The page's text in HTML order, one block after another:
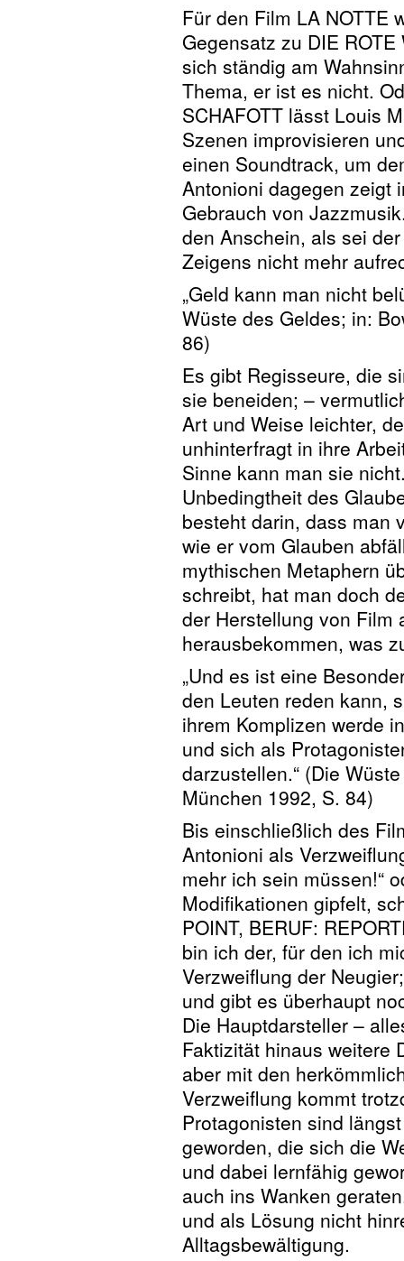
Für den Film LA NOTTE
Gegensatz zu DIE
sich ständig am
Thema, er ist es nicht.
SCHAFOTT lässt Louis
Szenen improvisieren
einen Soundtrack, um
Antonioni dagegen zeigt
Gebrauch von
den Anschein, als sei
Zeigens nicht mehr
„Geld kann man nicht
Wüste des Geldes; in:
86)
Es gibt Regisseure, die
sie beneiden; –
Art und Weise leichter,
unhinterfragt in ihre
Sinne kann man sie
Unbedingtheit des
besteht darin, dass man
wie er vom Glauben
mythischen Metaphern
schreibt, hat man doch
der Herstellung von Film
herausbekommen, was
„Und es ist eine
den Leuten reden kann,
ihrem Komplizen werde
und sich als
darzustellen.“ (Die
München 1992, S. 84)
Bis einschließlich des
Antonioni als
mehr ich sein müssen!“
Modifikationen gipfelt,
POINT, BERUF:
bin ich der, für den ich
Verzweiflung der
und gibt es überhaupt
Die Hauptdarsteller –
Faktizität hinaus weitere
aber mit den
Verzweiflung kommt
Protagonisten sind
geworden, die sich die
und dabei lernfähig
auch ins Wanken
und als Lösung nicht
Alltagsbewältigung.